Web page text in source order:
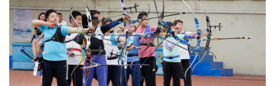
专题
资料库